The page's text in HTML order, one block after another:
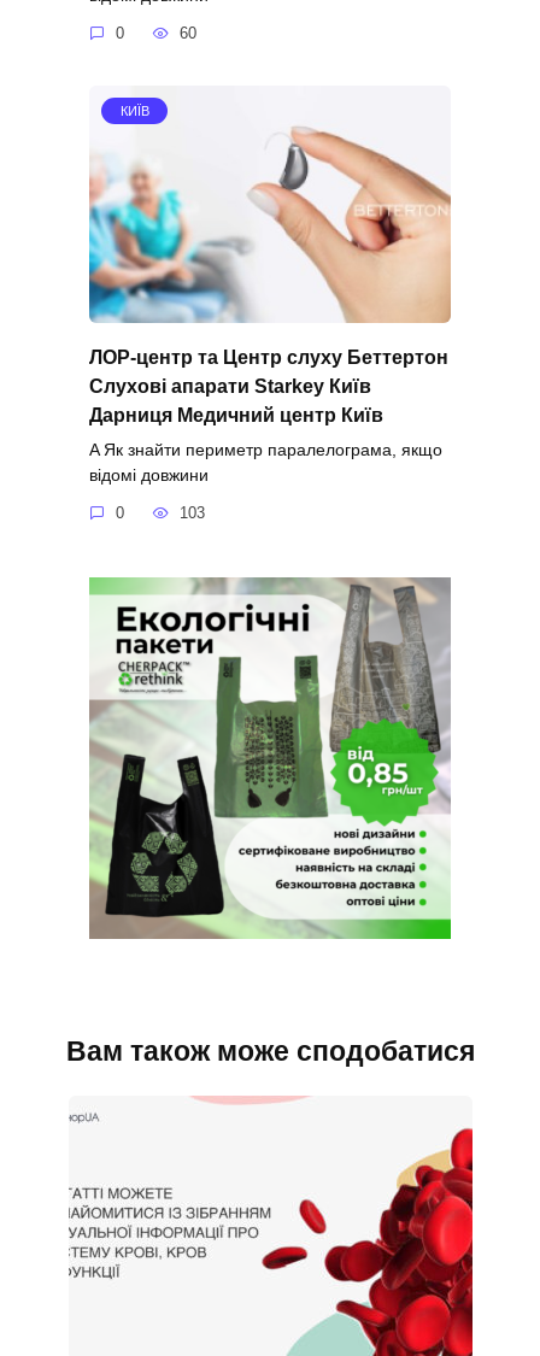
0 60
КИЇВ
ЛОР-центр та Центр слуху Беттертон
Слухові апарати Starkey Київ
Дарниця Медичний центр Київ
A Як знайти периметр паралелограма, якщо
відомі довжини
0 103
Вам також може сподобатися